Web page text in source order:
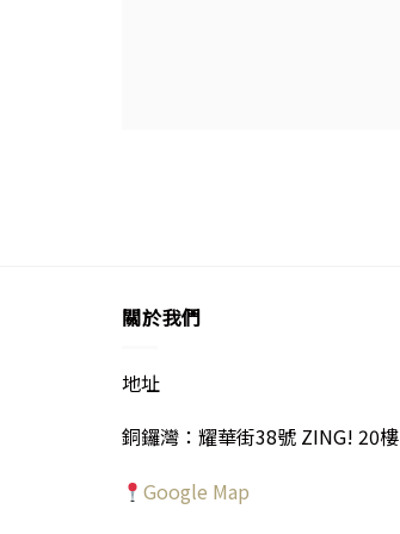
關於我們
地址
銅鑼灣：耀華街38號 ZING! 20樓
Google Map